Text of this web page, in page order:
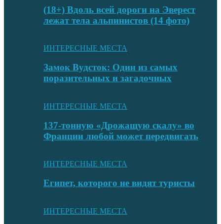
(18+) Вдоль всей дороги на Эверест
лежат тела альпинистов (14 фото)
ИНТЕРЕСНЫЕ МЕСТА
Замок Вудсток: Один из самых
поразительных и загадочных
ИНТЕРЕСНЫЕ МЕСТА
137-тонную «Дрожащую скалу» во
Франции любой может передвигать
ИНТЕРЕСНЫЕ МЕСТА
Египет, которого не видят туристы
ИНТЕРЕСНЫЕ МЕСТА